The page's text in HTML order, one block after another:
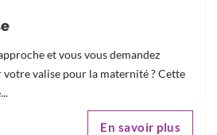
et vous vous demandez
valise pour la maternité ? Cette
En savoir plus